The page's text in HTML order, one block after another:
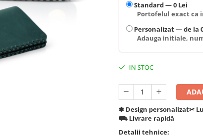
Standard —0 Lei
Portofelul exact ca
Personalizat —de la
Adauga initiale,
IN STOC
✽ Design personalizat✂︎
⛟ Livrare rapidă
Detalii tehnice: